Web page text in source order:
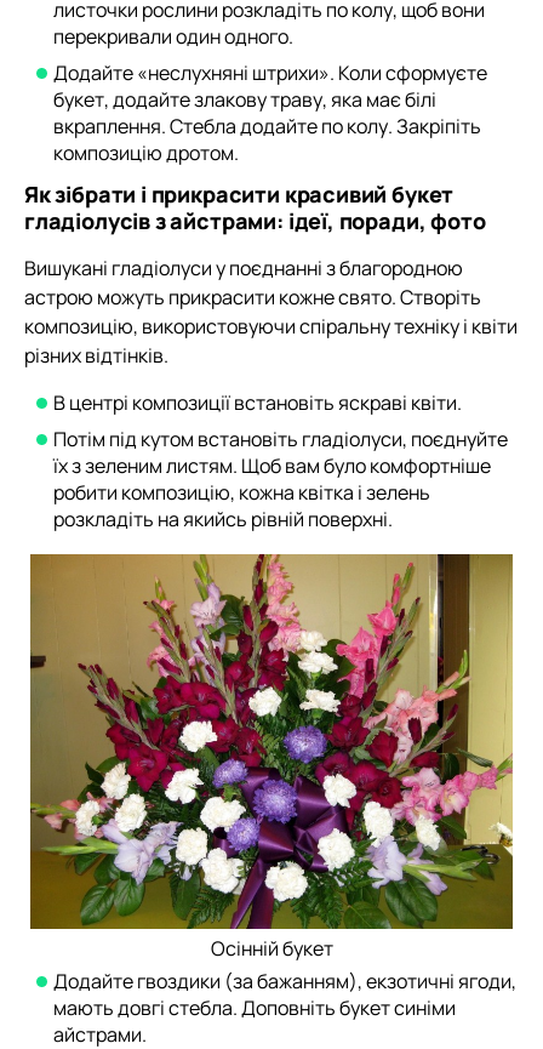
листочки рослини розкладіть по колу, щоб вони
перекривали один одного.
Додайте «неслухняні штрихи». Коли сформуєте
букет, додайте злакову траву, яка має білі
вкраплення. Стебла додайте по колу. Закріпіть
композицію дротом.
Як зібрати і прикрасити красивий букет
гладіолусів з айстрами: ідеї, поради, фото
Вишукані гладіолуси у поєднанні з благородною
астрою можуть прикрасити кожне свято. Створіть
композицію, використовуючи спіральну техніку і квіти
різних відтінків.
В центрі композиції встановіть яскраві квіти.
Потім під кутом встановіть гладіолуси, поєднуйте
їх з зеленим листям. Щоб вам було комфортніше
робити композицію, кожна квітка і зелень
розкладіть на якийсь рівній поверхні.
Осінній букет
Додайте гвоздики (за бажанням), екзотичні ягоди,
мають довгі стебла. Доповніть букет синіми
айстрами.